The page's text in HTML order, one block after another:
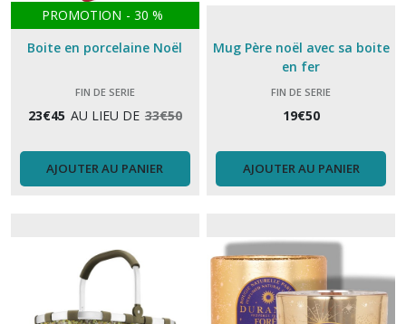
PROMOTION - 30 %
Boite en porcelaine Noël
FIN DE SERIE
23€45 AU LIEU DE 33€50
AJOUTER AU PANIER
Mug Père noël avec sa boite
en fer
FIN DE SERIE
19€50
AJOUTER AU PANIER